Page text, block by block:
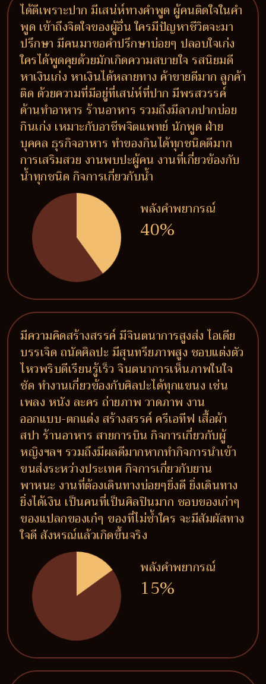
ได้ดีเพราะปาก มีเสน่ห์ทางคำพูด ผู้คนติดใจในคำ
พูด เข้าถึงจิตใจของผู้อื่น ใครมีปัญหาชีวิตจะมา
ปรึกษา มีคนมาขอคำปรึกษาบ่อยๆ ปลอบใจเก่ง
ใครได้พูดคุยด้วยมักเกิดความสบายใจ รสนิยมดี
หาเงินเก่ง หาเงินได้หลายทาง ค้าขายดีมาก ลูกค้า
ติด ด้วยความที่มีอยู่ที่เสน่ห์ที่ปาก มีพรสวรรค์
ด้านทำอาหาร ร้านอาหาร รวมถึงมีลาภปากบ่อย
กินเก่ง เหมาะกับอาชีพจิตแพทย์ นักพูด ฝ่าย
บุคคล ธุรกิจอาหาร ทำของกินได้ทุกชนิดดีมาก
การเสริมสวย งานพบปะผู้คน งานที่เกี่ยวข้องกับ
น้ำทุกชนิด กิจการเกี่ยวกับน้ำ
พลังคำพยากรณ์
40%
มีความคิดสร้างสรรค์ มีจินตนาการสูงส่ง ไอเดีย
บรรเจิด ถนัดศิลปะ มีสุนทรียภาพสูง ชอบแต่งตัว
ไหวพริบดีเรียนรู้เร็ว จินตนาการเห็นภาพในใจ
ชัด ทำงานเกี่ยวข้องกับศิลปะได้ทุกแขนง เช่น
เพลง หนัง ละคร ถ่ายภาพ วาดภาพ งาน
ออกแบบ-ตกแต่ง สร้างสรรค์ ครีเอทีฟ เสื้อผ้า
สปา ร้านอาหาร สายการบิน กิจการเกี่ยวกับผู้
หญิงฯลฯ รวมถึงมีผลดีมากหากทำกิจการนำเข้า
ขนส่งระหว่างประเทศ กิจการเกี่ยวกับยาน
พาหนะ งานที่ต้องเดินทางบ่อยๆยิ่งดี ยิ่งเดินทาง
ยิ่งได้เงิน เป็นคนที่เป็นศิลปินมาก ชอบของเก่าๆ
ของแปลกของเก๋ๆ ของที่ไม่ซ้ำใคร จะมีสัมผัสทาง
ใจดี สังหรณ์แล้วเกิดขึ้นจริง
พลังคำพยากรณ์
15%